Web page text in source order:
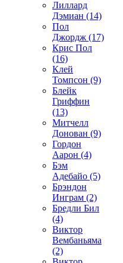
Лиллард
Дэмиан (14)
Пол
Джордж (17)
Крис Пол
(16)
Клей
Томпсон (9)
Блейк
Гриффин
(13)
Митчелл
Донован (9)
Гордон
Аарон (4)
Бэм
Адебайо (5)
Брэндон
Инграм (2)
Бредли Бил
(4)
Виктор
Вембаньяма
(2)